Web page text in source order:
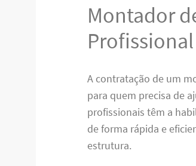
Montador
Profissional
A contratação de um
para quem precisa de
profissionais têm a
de forma rápida e
estrutura.